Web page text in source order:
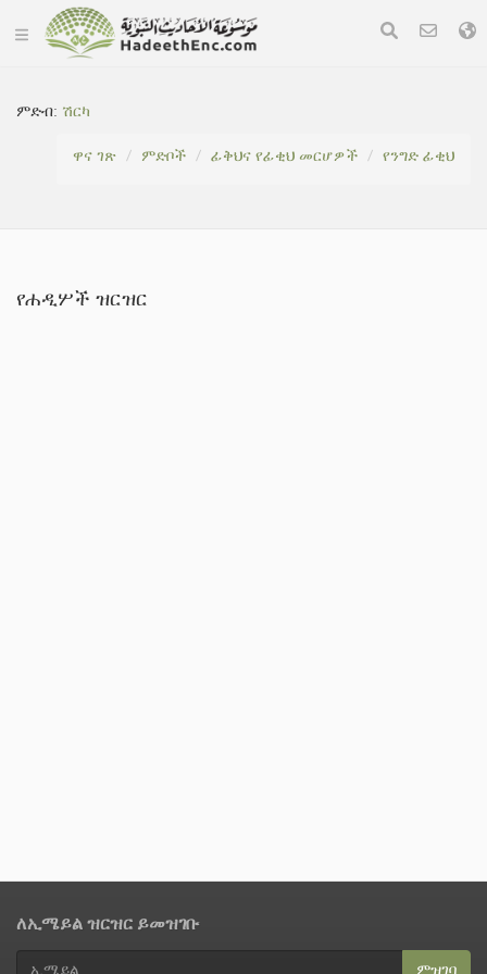
ምድብ: ሽርካ
ዋና ገጽ
ምድቦች ፊቅህና የፊቂህ መርሆዎች የንግድ ፊቂህ
የሐዲሦች ዝርዝር
ለኢሜይል ዝርዝር ይመዝገቡ